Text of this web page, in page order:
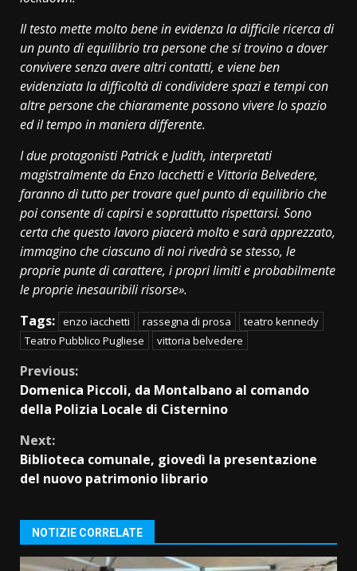
Il testo mette molto bene in evidenza la difficile ricerca di
un punto di equilibrio tra persone che si trovino a dover
convivere senza avere altri contatti, e viene ben
evidenziata la difficoltà di condividere spazi e tempi con
altre persone che chiaramente possono vivere lo spazio
ed il tempo in maniera differente.
I due protagonisti Patrick e Judith, interpretati
magistralmente da Enzo Iacchetti e Vittoria Belvedere,
faranno di tutto per trovare quel punto di equilibrio che
poi consente di capirsi e soprattutto rispettarsi. Sono
certa che questo lavoro piacerà molto e sarà apprezzato,
immagino che ciascuno di noi rivedrà se stesso, le
proprie punte di carattere, i propri limiti e probabilmente
le proprie inesauribili risorse».
Tags: enzo iacchetti rassegna di prosa
teatro kennedy
Teatro Pubblico Pugliese
vittoria belvedere
Continue
Reading
Previous:
Domenica Piccoli, da Montalbano al comando
della Polizia Locale di Cisternino
Next:
Biblioteca comunale, giovedì la presentazione
del nuovo patrimonio librario
NOTIZIE CORRELATE